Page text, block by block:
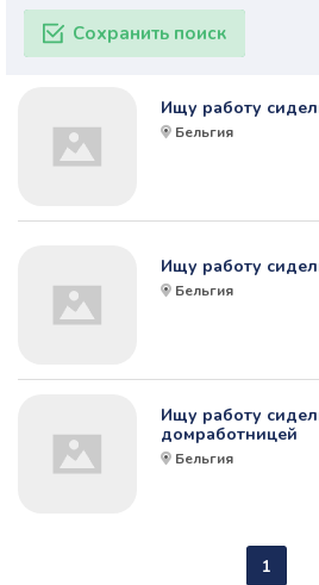
Сохранить поиск
Ищу работу
Бельгия
Ищу работу
Бельгия
Ищу работу
домработницей
Бельгия
1